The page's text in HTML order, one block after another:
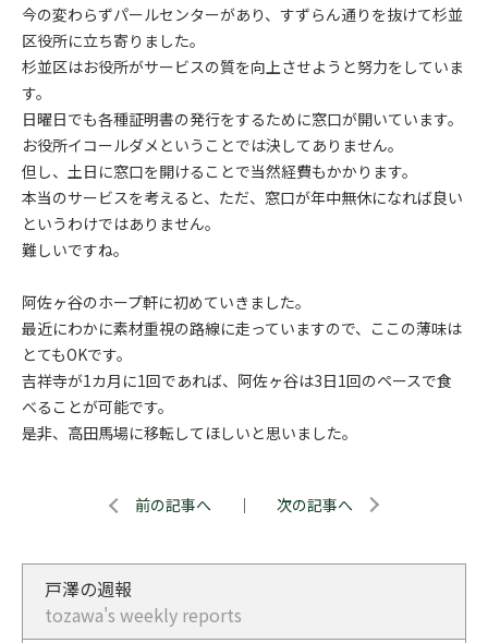
今の変わらずパールセンターがあり、すずらん通りを抜けて杉並
区役所に立ち寄りました。
杉並区はお役所がサービスの質を向上させようと努力をしていま
す。
日曜日でも各種証明書の発行をするために窓口が開いています。
お役所イコールダメということでは決してありません。
但し、土日に窓口を開けることで当然経費もかかります。
本当のサービスを考えると、ただ、窓口が年中無休になれば良い
というわけではありません。
難しいですね。
阿佐ヶ谷のホープ軒に初めていきました。
最近にわかに素材重視の路線に走っていますので、ここの薄味は
とてもOKです。
吉祥寺が1カ月に1回であれば、阿佐ヶ谷は3日1回のペースで食
べることが可能です。
是非、高田馬場に移転してほしいと思いました。
前の記事へ ｜ 次の記事へ
戸澤の週報
tozawa's weekly reports